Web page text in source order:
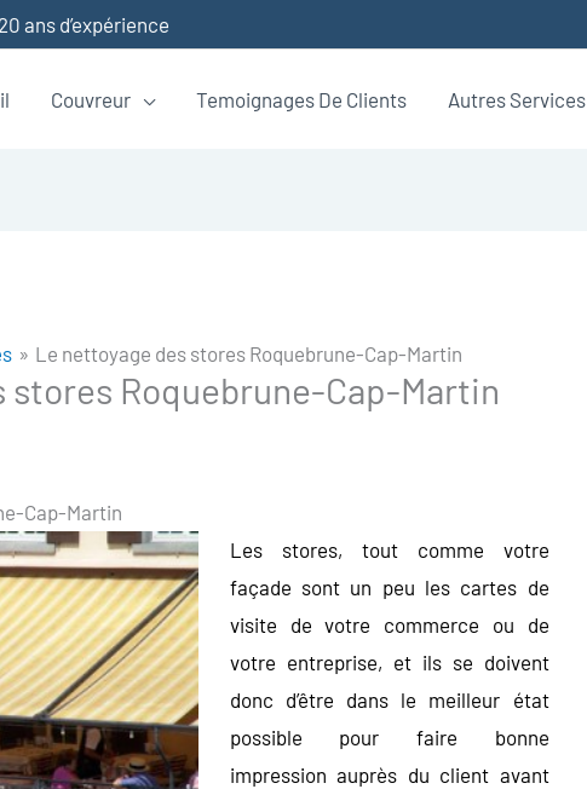
ans d’expérience
Couvreur Temoignages De Clients Autres Services
Le nettoyage des stores Roquebrune-Cap-Martin
stores Roquebrune-Cap-Martin
Cap-Martin
Les stores, tout comme votre
façade sont un peu les cartes de
visite de votre commerce ou de
votre entreprise, et ils se doivent
donc d’être dans le meilleur état
possible pour faire bonne
impression auprès du client avant